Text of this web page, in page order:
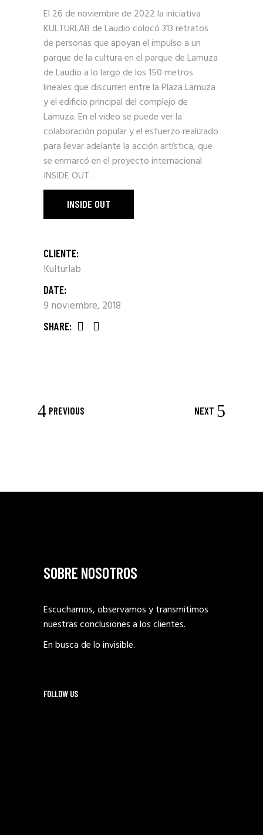
El 26 de noviembre de 2022 la iniciativa
KULTURLAB de Laudio colocó 313 retratos
de personas que apoyan el impulso a un
parque de la cultura en el parque de Lamuza
de Laudio a lo largo de los 150 metros
lineales que discurren entre la Plaza Lamuza
y el edificio principal del complejo de
Lamuza. En el video se puede ver la
colaboración popular y el esfuerzo realizado
para llevar adelante la acción artística, que
se enmarcó en el proyecto internacional
INSIDE OUT.
INSIDE OUT
CLIENTE:
Kulturlab
DATE:
9 noviembre, 2018
SHARE:
PREVIOUS NEXT
SOBRE NOSOTROS
Escuchamos, observamos y transmitimos
nuestras conclusiones a los clientes.
En busca de lo invisible.
FOLLOW US